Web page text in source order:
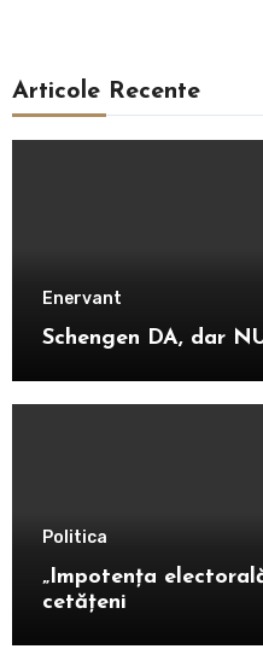
Articole Recente
Enervant
Schengen DA, dar
Politica
„Impotența
cetățeni